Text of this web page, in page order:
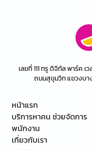
เลขที่ 111 ทรู ดิจิทัล พาร์ค
ถนนสุขุมวิท แขวงบา
หน้าแรก
บริการหาคน ช่วยจัดการ
พนักงาน
เกี่ยวกับเรา